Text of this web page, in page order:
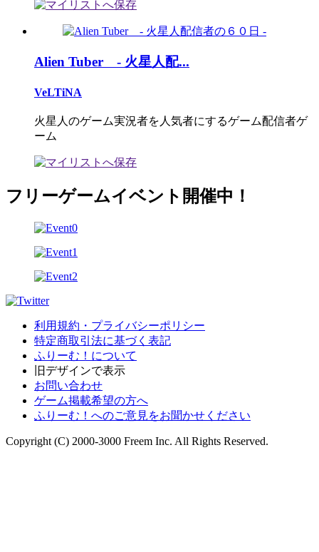
Alien Tuber - 火星人配...
VeLTiNA
火星人のゲーム実況者を人気者にするゲーム配信者ゲ
ーム
フリーゲームイベント開催中！
利用規約・プライバシーポリシー
特定商取引法に基づく表記
ふりーむ！について
旧デザインで表示
お問い合わせ
ゲーム掲載希望の方へ
ふりーむ！へのご意見をお聞かせください
Copyright (C) 2000-3000 Freem Inc. All Rights Reserved.